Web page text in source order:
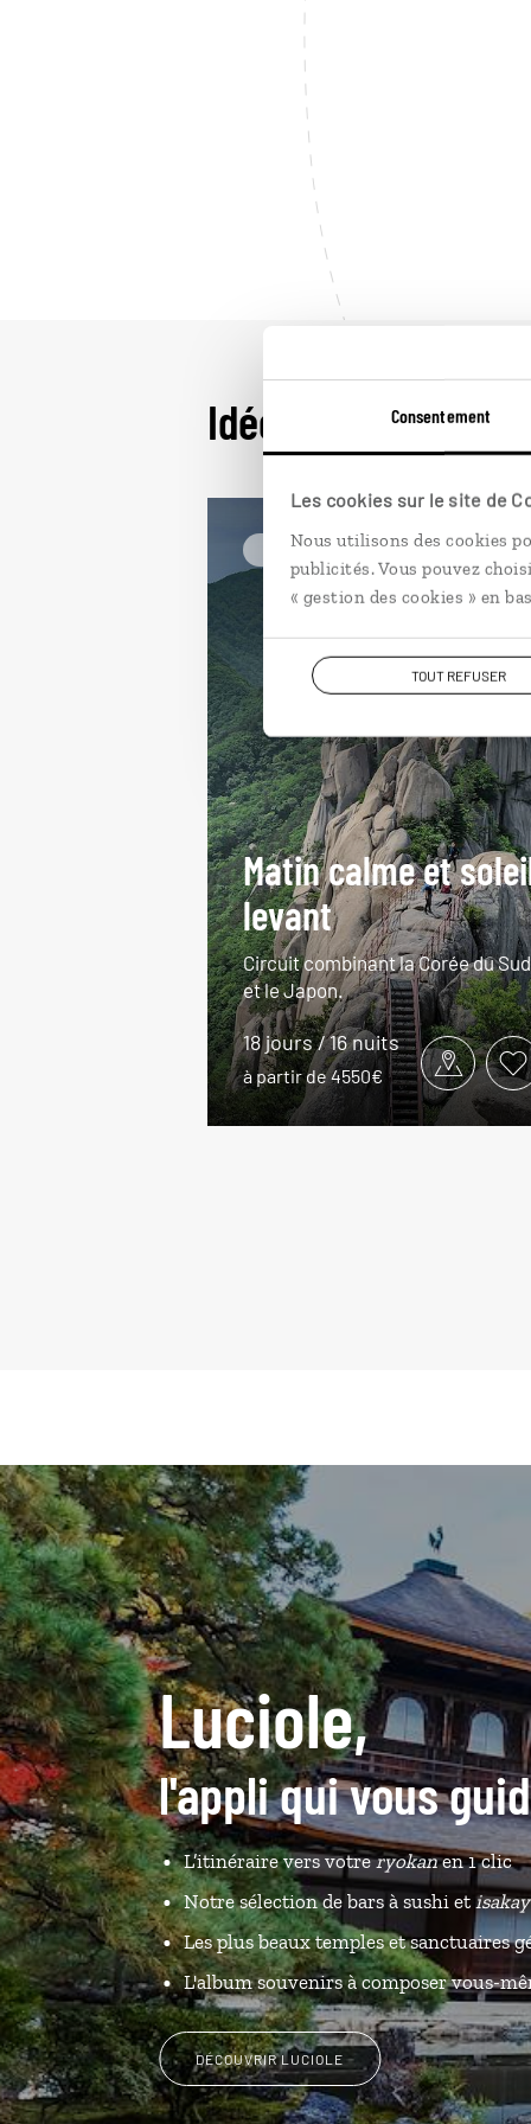
Consentement
Les cookies sur le site de
Nous utilisons des cookies
publicités. Vous pouvez
« gestion des cookies » en
TOUT REFUSER
Idées de voyage
En train Corée du sud
Matin calme et
levant
Circuit combinant la Corée du Sud
et le Japon.
18 jours / 16 nuits
à partir de 4550€
Luciole,
l'appli qui vous
L’itinéraire vers votreryokanen 1 clic
Notre sélection de bars à sushi et
Les plus beaux temples et sanctuaires
L'album souvenirs à composer vous-
DÉCOUVRIR LUCIOLE